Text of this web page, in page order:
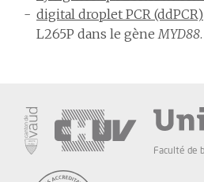
digital droplet PCR (ddPCR)
L265P dans le gèneMYD88.
Faculté de